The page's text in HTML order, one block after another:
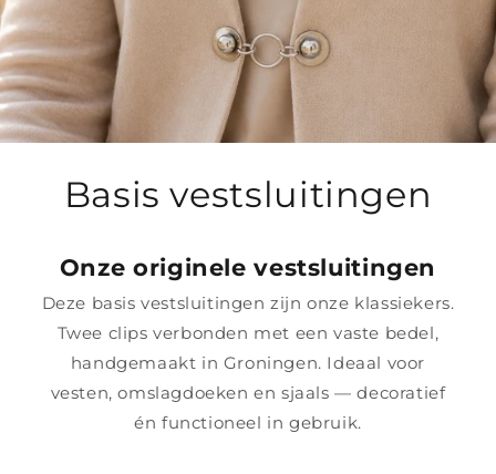
C
l
l
e
Basis vestsluitingen
Onze originele vestsluitingen
Deze basis vestsluitingen zijn onze klassiekers.
Twee clips verbonden met een vaste bedel,
handgemaakt in Groningen. Ideaal voor
vesten, omslagdoeken en sjaals — decoratief
én functioneel in gebruik.